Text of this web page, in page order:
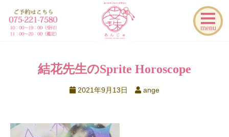
menu
結花先生のSprite Horoscope
2021年9月13日 ange